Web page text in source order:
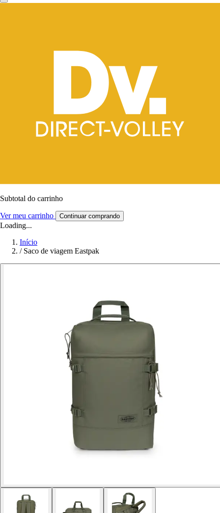
Subtotal do carrinho
Ver meu carrinho Continuar comprando
Loading...
Início
/ Saco de viagem Eastpak